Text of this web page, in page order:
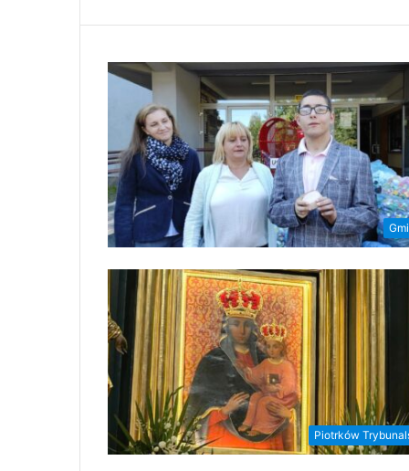
Piotrków